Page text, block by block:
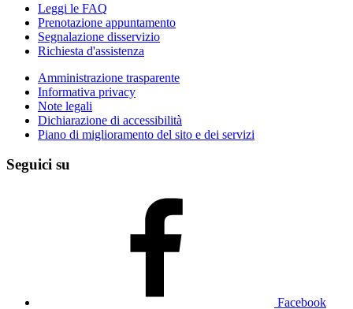
Leggi le FAQ
Prenotazione appuntamento
Segnalazione disservizio
Richiesta d'assistenza
Amministrazione trasparente
Informativa privacy
Note legali
Dichiarazione di accessibilità
Piano di miglioramento del sito e dei servizi
Seguici su
Facebook